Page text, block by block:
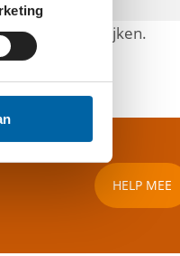
te kunnen bekijken.
HELP MEE